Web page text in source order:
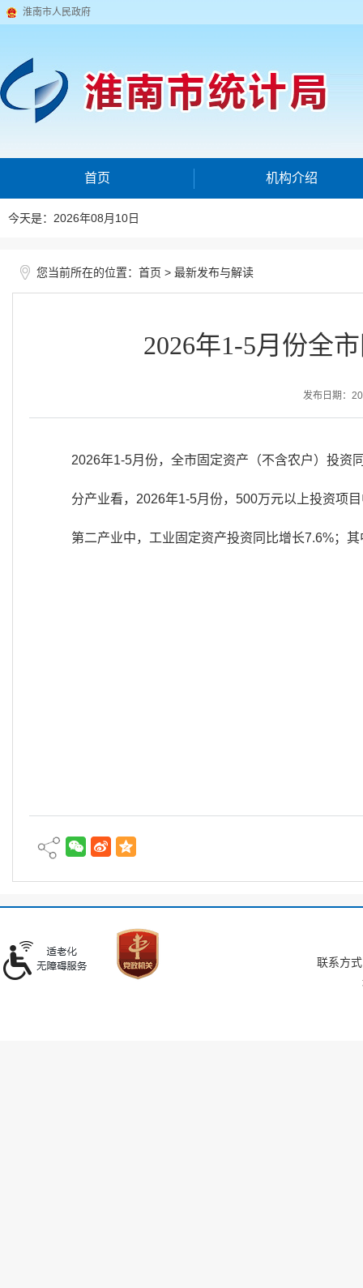
淮南市人民政府
首页 机构介绍
今天是：2026年08月10日
您当前所在的位置： 首页 > 最新发布与解读
2026年1-5月份全
发布日期：
2026年1-5月份，全市固定资产（不含农户）投资
分产业看，2026年1-5月份，500万元以上投资项
第二产业中，工业固定资产投资同比增长7.6%；
联系方